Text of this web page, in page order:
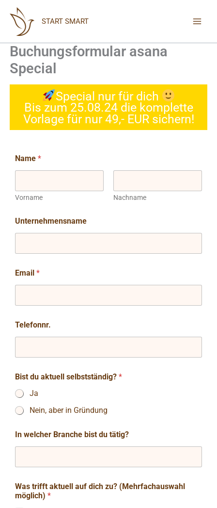
Inhalt
springen
START SMART
Buchungsformular asana
Special
Special nur für dich
Bis zum 25.08.24 die komplette
Vorlage für nur 49,- EUR sichern!
Name *
Vorname Nachname
Unternehmensname
Email *
Telefonnr.
Bist du aktuell selbstständig? *
Ja
Nein, aber in Gründung
In welcher Branche bist du tätig?
Was trifft aktuell auf dich zu? (Mehrfachauswahl
möglich) *